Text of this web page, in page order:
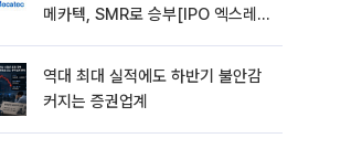
메카텍, SMR로 승부[IPO 엑스레
역대 최대 실적에도 하반기 불안감
커지는 증권업계